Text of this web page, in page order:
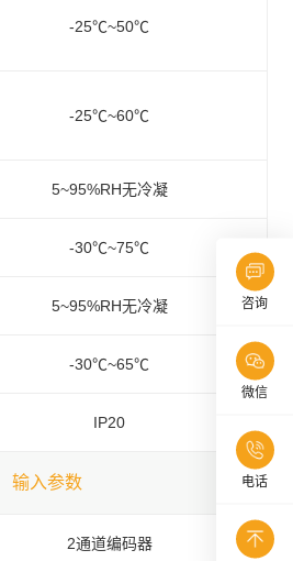
咨询
微信
电话
-25℃~50℃
-25℃~60℃
5~95%RH无冷凝
-30℃~75℃
5~95%RH无冷凝
-30℃~65℃
IP20
输入参数
2通道编码器